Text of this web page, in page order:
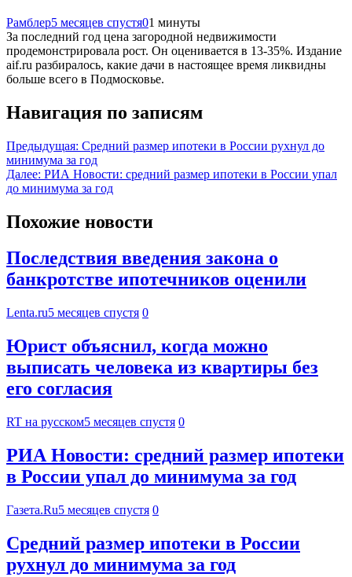
Рамблер5 месяцев спустя01 минуты
За последний год цена загородной недвижимости
продемонстрировала рост. Он оценивается в 13-35%. Издание
aif.ru разбиралось, какие дачи в настоящее время ликвидны
больше всего в Подмосковье.
Навигация по записям
Предыдущая: Средний размер ипотеки в России рухнул до
минимума за год
Далее: РИА Новости: средний размер ипотеки в России упал
до минимума за год
Похожие новости
Последствия введения закона о
банкротстве ипотечников оценили
Lenta.ru5 месяцев спустя 0
Юрист объяснил, когда можно
выписать человека из квартиры без
его согласия
RT на русском5 месяцев спустя 0
РИА Новости: средний размер ипотеки
в России упал до минимума за год
Газета.Ru5 месяцев спустя 0
Средний размер ипотеки в России
рухнул до минимума за год